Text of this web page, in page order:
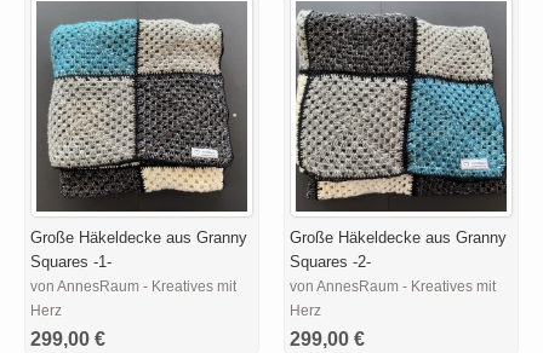
Große Häkeldecke aus Granny
Squares -1-
von AnnesRaum - Kreatives mit
Herz
299,00 €
Große Häkeldecke aus Granny
Squares -2-
von AnnesRaum - Kreatives mit
Herz
299,00 €